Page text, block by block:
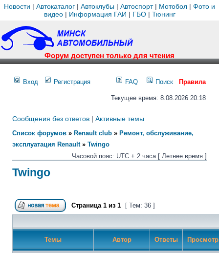
Новости | Автокаталог | Автоклубы | Автоспорт| Мотобол | Фото и
видео| Информация ГАИ | ГБО| Тюнинг
Форум доступен только для чтения
Вход Регистрация FAQ Поиск Правила
Текущее время: 8.08.2026 20:18
Сообщения без ответов | Активные темы
Список форумов » Renault club » Ремонт, обслуживание,
эксплуатация Renault» Twingo
Часовой пояс: UTC + 2 часа [ Летнее время ]
Twingo
Страница 1 из 1 [ Тем: 36 ]
Темы Автор Ответы